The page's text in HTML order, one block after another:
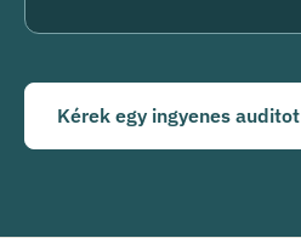
Kérek egy ingyenes auditot